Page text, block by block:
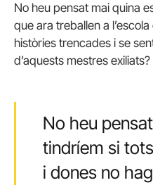
No heu pensat mai quina
que ara treballen a
històries trencades i se
d’aquests mestres exiliats?
No heu
tindríem si
i dones no